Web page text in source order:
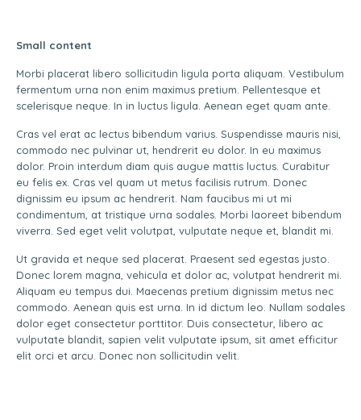
Small content
Morbi placerat libero sollicitudin ligula porta aliquam. Vestibulum
fermentum urna non enim maximus pretium. Pellentesque et
scelerisque neque. In in luctus ligula. Aenean eget quam ante.
Cras vel erat ac lectus bibendum varius. Suspendisse mauris nisi,
commodo nec pulvinar ut, hendrerit eu dolor. In eu maximus
dolor. Proin interdum diam quis augue mattis luctus. Curabitur
eu felis ex. Cras vel quam ut metus facilisis rutrum. Donec
dignissim eu ipsum ac hendrerit. Nam faucibus mi ut mi
condimentum, at tristique urna sodales. Morbi laoreet bibendum
viverra. Sed eget velit volutpat, vulputate neque et, blandit mi.
Ut gravida et neque sed placerat. Praesent sed egestas justo.
Donec lorem magna, vehicula et dolor ac, volutpat hendrerit mi.
Aliquam eu tempus dui. Maecenas pretium dignissim metus nec
commodo. Aenean quis est urna. In id dictum leo. Nullam sodales
dolor eget consectetur porttitor. Duis consectetur, libero ac
vulputate blandit, sapien velit vulputate ipsum, sit amet efficitur
elit orci et arcu. Donec non sollicitudin velit.